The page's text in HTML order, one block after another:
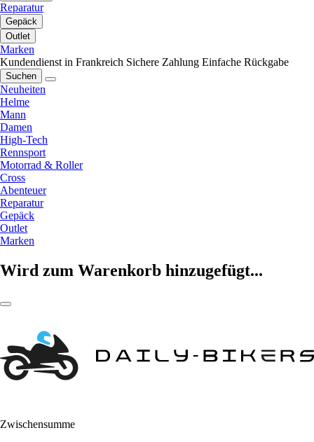
Reparatur
Gepäck
Outlet
Marken
Kundendienst in Frankreich Sichere Zahlung Einfache Rückgabe
Suchen
Neuheiten
Helme
Mann
Damen
High-Tech
Rennsport
Motorrad & Roller
Cross
Abenteuer
Reparatur
Gepäck
Outlet
Marken
Wird zum Warenkorb hinzugefügt...
Zwischensumme